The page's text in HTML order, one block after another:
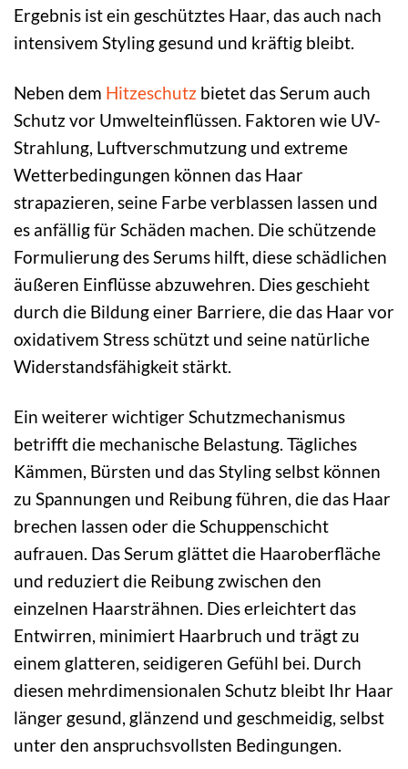
Ergebnis ist ein geschütztes Haar, das auch nach
intensivem Styling gesund und kräftig bleibt.
Neben dem Hitzeschutz bietet das Serum auch
Schutz vor Umwelteinflüssen. Faktoren wie UV-
Strahlung, Luftverschmutzung und extreme
Wetterbedingungen können das Haar
strapazieren, seine Farbe verblassen lassen und
es anfällig für Schäden machen. Die schützende
Formulierung des Serums hilft, diese schädlichen
äußeren Einflüsse abzuwehren. Dies geschieht
durch die Bildung einer Barriere, die das Haar vor
oxidativem Stress schützt und seine natürliche
Widerstandsfähigkeit stärkt.
Ein weiterer wichtiger Schutzmechanismus
betrifft die mechanische Belastung. Tägliches
Kämmen, Bürsten und das Styling selbst können
zu Spannungen und Reibung führen, die das Haar
brechen lassen oder die Schuppenschicht
aufrauen. Das Serum glättet die Haaroberfläche
und reduziert die Reibung zwischen den
einzelnen Haarsträhnen. Dies erleichtert das
Entwirren, minimiert Haarbruch und trägt zu
einem glatteren, seidigeren Gefühl bei. Durch
diesen mehrdimensionalen Schutz bleibt Ihr Haar
länger gesund, glänzend und geschmeidig, selbst
unter den anspruchsvollsten Bedingungen.